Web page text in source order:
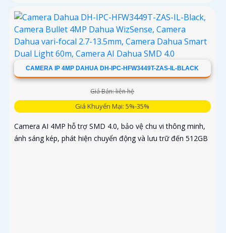
CAMERA IP 4MP DAHUA DH-IPC-HFW3449T-ZAS-IL-BLACK
Giá Bán: liên hệ
Giá Khuyến Mại: 5%-35%
Camera AI 4MP hỗ trợ SMD 4.0, bảo vệ chu vi thông minh,
ánh sáng kép, phát hiện chuyển động và lưu trữ đến 512GB